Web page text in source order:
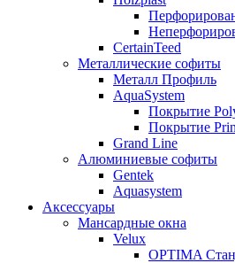
CertainTeed
Металлические софиты
Металл Профиль
AquaSystem
Покрытие
Покрытие
Grand Line
Алюминиевые софиты
Gentek
Aquasystem
Аксессуары
Мансардные окна
Velux
OPTIMA